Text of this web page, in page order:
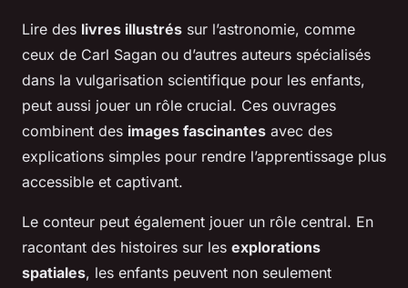
Lire des livres illustrés sur l’astronomie, comme
ceux de Carl Sagan ou d’autres auteurs spécialisés
dans la vulgarisation scientifique pour les enfants,
peut aussi jouer un rôle crucial. Ces ouvrages
combinent des images fascinantes avec des
explications simples pour rendre l’apprentissage plus
accessible et captivant.
Le conteur peut également jouer un rôle central. En
racontant des histoires sur les explorations
spatiales, les enfants peuvent non seulement